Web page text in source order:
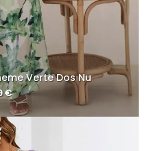
Verte Dos Nu
€